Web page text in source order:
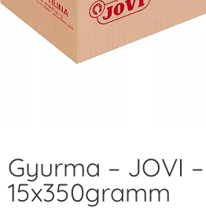
Gyurma – JOVI –
15x350gramm